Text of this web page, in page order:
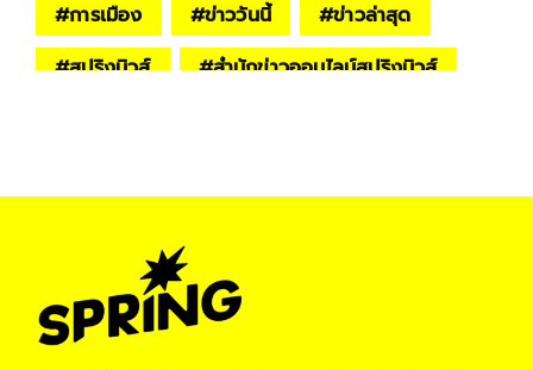
#การเมือง #ข่าววันนี้ #ข่าวล่าสุด
#สปริงนิวส์ #สำนักข่าวออนไลน์สปริงนิวส์